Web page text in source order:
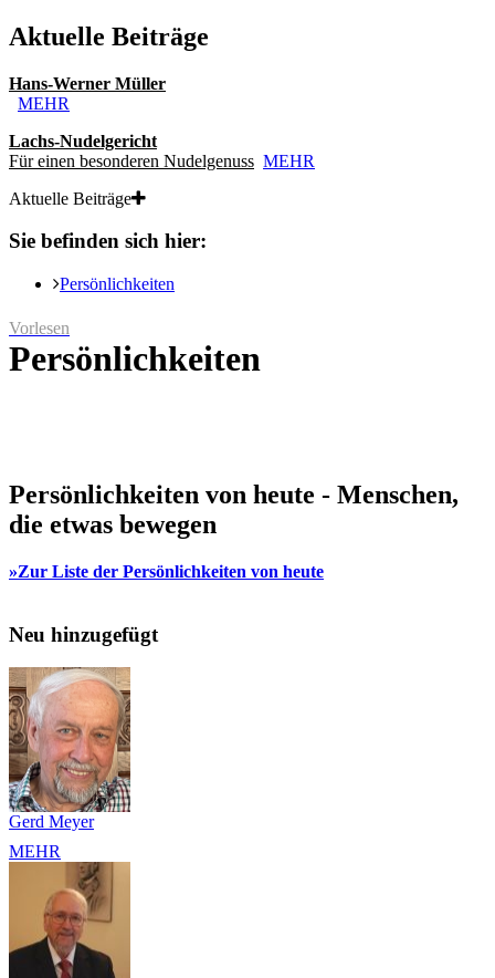
Aktuelle Beiträge
Hans-Werner Müller
MEHR
Lachs-Nudelgericht
Für einen besonderen Nudelgenuss MEHR
Aktuelle Beiträge
Sie befinden sich hier:
Persönlichkeiten
Vorlesen
Persönlichkeiten
Persönlichkeiten von heute - Menschen,
die etwas bewegen
»Zur Liste der Persönlichkeiten von heute
Neu hinzugefügt
Gerd Meyer
MEHR